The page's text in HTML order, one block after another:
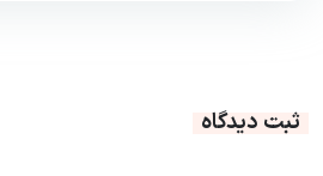
ثبت دیدگاه